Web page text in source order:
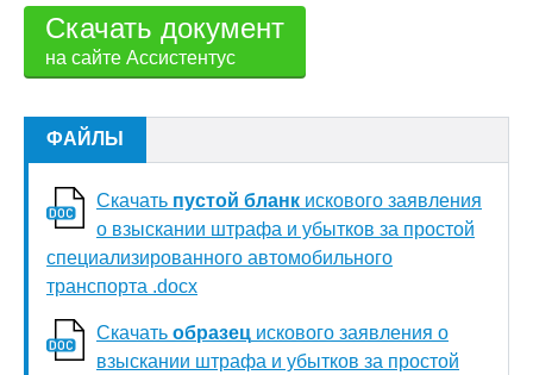
Скачать документ
на сайте Ассистентус
ФАЙЛЫ
Скачать пустой бланк искового заявления
о взыскании штрафа и убытков за простой
специализированного автомобильного
транспорта .docx
Скачать образец искового заявления о
взыскании штрафа и убытков за простой